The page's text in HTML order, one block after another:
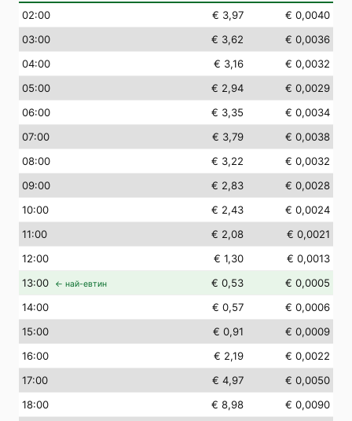
02:00 € 3,97
€ 0,0040
03:00 € 3,62
€ 0,0036
04:00 € 3,16
€ 0,0032
05:00 € 2,94
€ 0,0029
06:00 € 3,35
€ 0,0034
07:00 € 3,79
€ 0,0038
08:00 € 3,22
€ 0,0032
09:00 € 2,83
€ 0,0028
10:00 € 2,43
€ 0,0024
11:00 € 2,08
€ 0,0021
12:00 € 1,30
€ 0,0013
13:00 ← най-евтин € 0,53
€ 0,0005
14:00 € 0,57
€ 0,0006
15:00 € 0,91
€ 0,0009
16:00 € 2,19
€ 0,0022
17:00 € 4,97
€ 0,0050
18:00 € 8,98
€ 0,0090